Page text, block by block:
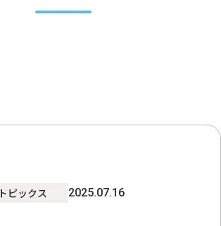
トピックス 2025.07.16